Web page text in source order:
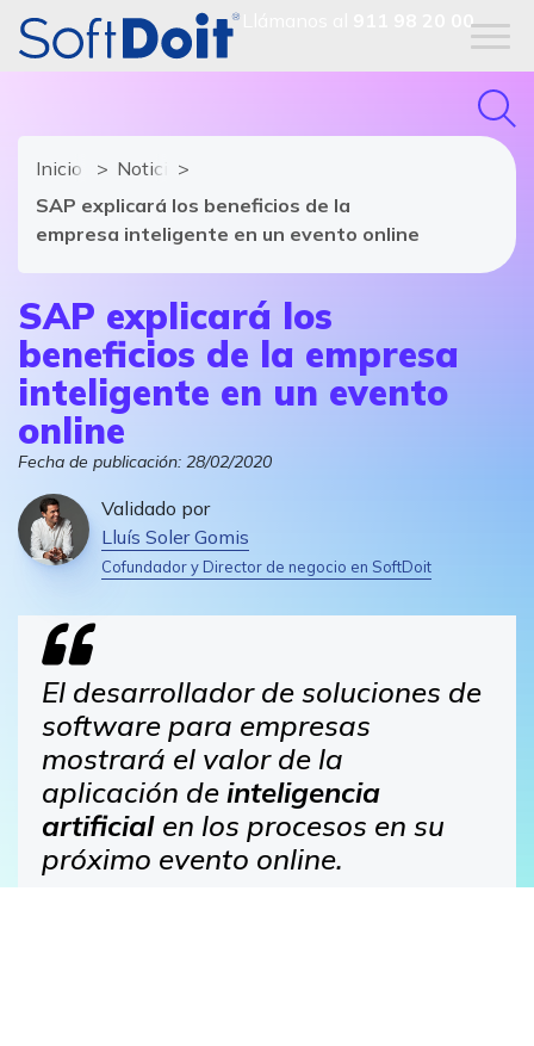
911 98 20 00
Inicio
Noticias de software y TIC
SAP explicará los beneficios de la
empresa inteligente en un evento online
SAP explicará los
beneficios de la empresa
inteligente en un evento
online
Fecha de publicación: 28/02/2020
Validado por
Lluís Soler Gomis
Cofundador y Director de negocio en SoftDoit
El desarrollador de soluciones de
software para empresas
mostrará el valor de la
aplicación de inteligencia
artificial en los procesos en su
próximo evento online.